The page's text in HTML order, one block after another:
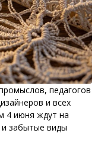
педагогов
и всех
4 июня ждут на
и забытые виды